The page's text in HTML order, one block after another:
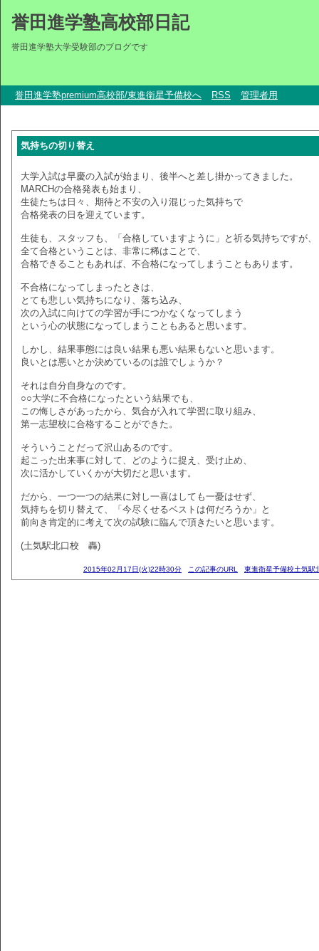
誉田進学塾高校部日記
誉田進学塾大学受験部のブログです
誉田進学塾premium高校部/東進衛星予備校へ RSS 管理者用
気持ちの切り替え
大学入試は早慶の入試が始まり、後半へと差し掛かってきました。
MARCHの合格発表も始まり、
生徒たちは日々、期待と不安の入り混じった気持ちで
合格発表の日を迎えています。
生徒も、スタッフも、「合格していますように」と祈る気持ちですが、
全て合格ということは、非常に稀はことで、
合格できることもあれば、不合格になってしまうこともあります。
不合格になってしまったときは、
とても悲しい気持ちになり、落ち込み、
次の入試に向けての学習が手につかなくなってしまう
という心の状態になってしまうこともあると思います。
しかし、結果事態には良い結果も悪い結果もないと思います。
良いとは悪いとか決めているのは誰でしょうか？
それは自分自身なのです。
○○大学に不合格になったという結果でも、
この悔しさがあったから、気合が入れて学習に取り組み、
第一志望校に合格することができた。
そういうことだって沢山あるのです。
起こった出来事に対して、どのように捉え、受け止め、
次に活かしていくかが大切だと思います。
だから、一つ一つの結果に対し一喜はしても一憂はせず、
気持ちを切り替えて、「今尽くせるベストは何だろうか」と
前向き肯定的に考えて次の試験に臨んで頂きたいと思います。
(土気駅北口校 轟)
2015年02月17日(火)22時30分 この記事のURL 東進衛星予備校土気駅